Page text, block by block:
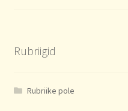
Rubriigid
Rubriike pole